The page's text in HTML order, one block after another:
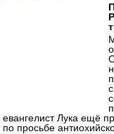
евангелист Лука ещё
по просьбе